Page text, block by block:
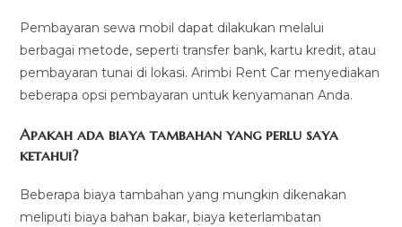
Pembayaran sewa mobil dapat dilakukan melalui
berbagai metode, seperti transfer bank, kartu kredit, atau
pembayaran tunai di lokasi. Arimbi Rent Car menyediakan
beberapa opsi pembayaran untuk kenyamanan Anda.
Apakah ada biaya tambahan yang perlu saya
ketahui?
Beberapa biaya tambahan yang mungkin dikenakan
meliputi biaya bahan bakar, biaya keterlambatan